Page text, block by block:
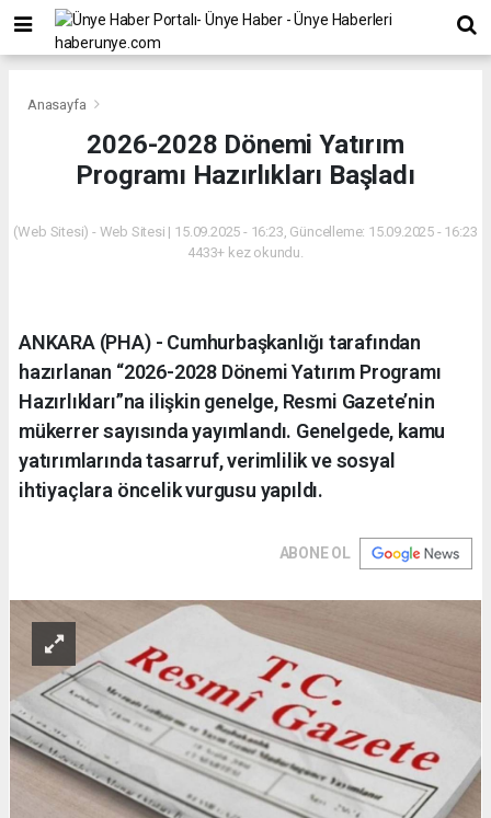
Anasayfa
2026-2028 Dönemi Yatırım
Programı Hazırlıkları Başladı
(Web Sitesi) - Web Sitesi | 15.09.2025 - 16:23, Güncelleme: 15.09.2025 - 16:23
4433+ kez okundu.
ANKARA (PHA) - Cumhurbaşkanlığı tarafından
hazırlanan “2026-2028 Dönemi Yatırım Programı
Hazırlıkları”na ilişkin genelge, Resmi Gazete’nin
mükerrer sayısında yayımlandı. Genelgede, kamu
yatırımlarında tasarruf, verimlilik ve sosyal
ihtiyaçlara öncelik vurgusu yapıldı.
ABONE OL